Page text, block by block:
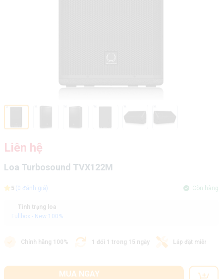
Liên hệ
Loa Turbosound TVX122M
5 (0 đánh giá) Còn hàng
Tình trạng loa
Fullbox - New 100%
Chính hãng 100% 1 đổi 1 trong 15 ngày Lắp đặt miễn phí
MUA NGAY